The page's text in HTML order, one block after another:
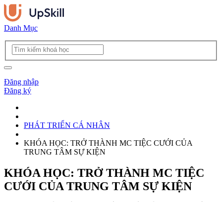
Danh Mục
Đăng nhập
Đăng ký
PHÁT TRIỂN CÁ NHÂN
KHÓA HỌC: TRỞ THÀNH MC TIỆC CƯỚI CỦA
TRUNG TÂM SỰ KIỆN
KHÓA HỌC: TRỞ THÀNH MC TIỆC
CƯỚI CỦA TRUNG TÂM SỰ KIỆN